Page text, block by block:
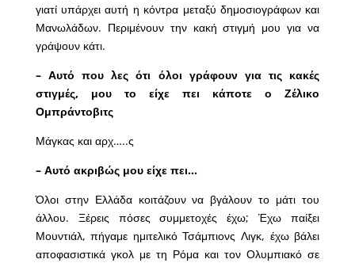
γιατί υπάρχει αυτή η κόντρα μεταξύ δημοσιογράφων και
Μανωλάδων. Περιμένουν την κακή στιγμή μου για να
γράψουν κάτι.
– Αυτό που λες ότι όλοι γράφουν για τις κακές
στιγμές, μου το είχε πει κάποτε ο Ζέλικο
Ομπράντοβιτς
Μάγκας και αρχ…..ς
– Αυτό ακριβώς μου είχε πει…
Όλοι στην Ελλάδα κοιτάζουν να βγάλουν το μάτι του
άλλου. Ξέρεις πόσες συμμετοχές έχω; Έχω παίξει
Μουντιάλ, πήγαμε ημιτελικό Τσάμπιονς Λιγκ, έχω βάλει
αποφασιστικά γκολ με τη Ρόμα και τον Ολυμπιακό σε